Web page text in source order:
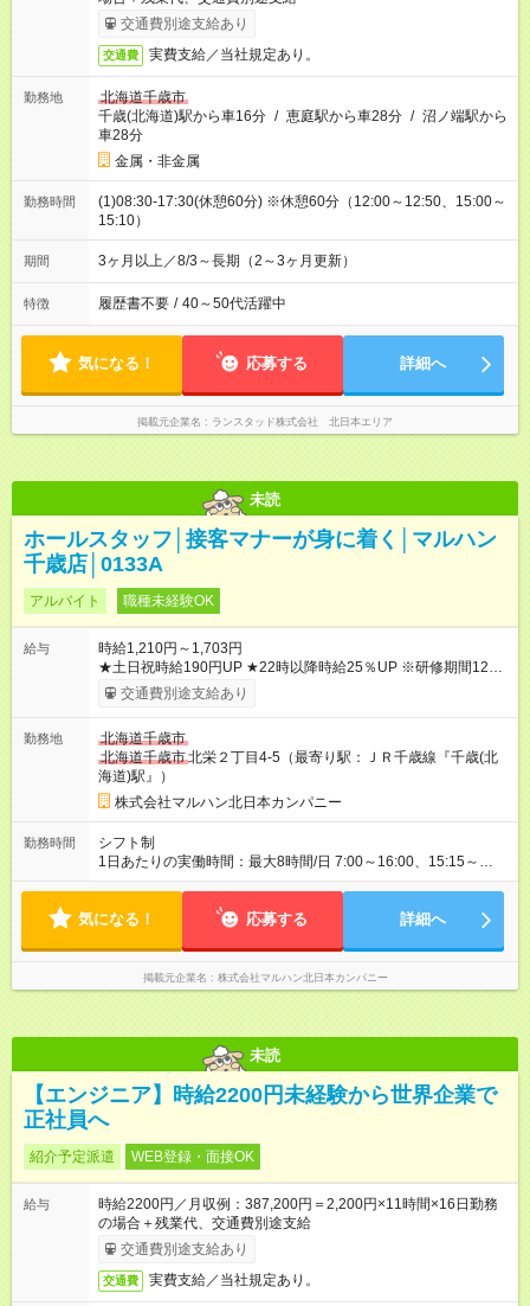
交通費別途支給あり
交通費 実費支給／当社規定あり。
勤務地
北海道千歳市
千歳(北海道)駅から車16分 / 恵庭駅から車28分 / 沼ノ端駅から
車28分
金属・非金属
勤務時間
(1)08:30-17:30(休憩60分) ※休憩60分（12:00～12:50、15:00～
15:10）
期間 3ヶ月以上／8/3～長期（2～3ヶ月更新）
特徴 履歴書不要 / 40～50代活躍中
気になる！ 応募する 詳細へ
掲載元企業名 ランスタッド株式会社 北日本エリア
未読
ホールスタッフ│接客マナーが身に着く│マルハン
千歳店│0133A
アルバイト 職種未経験OK
給与
時給1,210円～1,703円
★土日祝時給190円UP ★22時以降時給25％UP ※研修期間125時
間(最大250時間)までは、時給1110円 【試用期間】試用期間な
交通費別途支給あり
勤務地
北海道千歳市
北海道千歳市北栄２丁目4-5（最寄り駅：ＪＲ千歳線『千歳(北
海道)駅』）
株式会社マルハン北日本カンパニー
勤務時間
シフト制
1日あたりの実働時間：最大8時間/日 7:00～16:00、15:15～
24:15 実働1日4時間 ・最低勤務日数：週3日 ★フリーター・学
気になる！ 応募する 詳細へ
掲載元企業名 株式会社マルハン北日本カンパニー
未読
【エンジニア】時給2200円未経験から世界企業で
正社員へ
紹介予定派遣 WEB登録・面接OK
給与
時給2200円／月収例：387,200円＝2,200円×11時間×16日勤務
の場合＋残業代、交通費別途支給
交通費別途支給あり
交通費 実費支給／当社規定あり。